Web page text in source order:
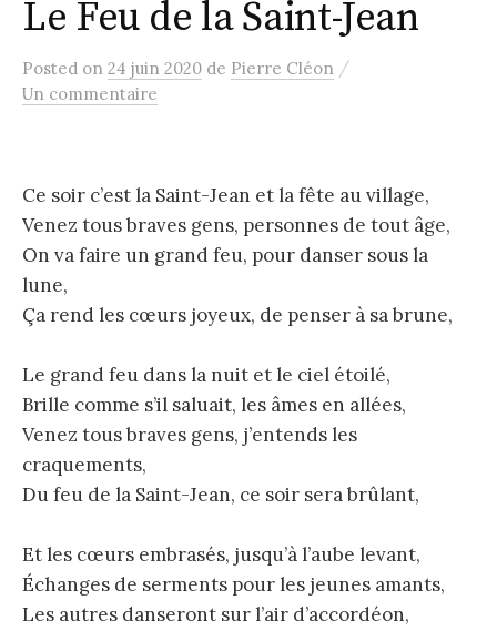
Le Feu de la Saint-Jean
Posted on 24 juin 2020 de Pierre Cléon /
Un commentaire
Ce soir c’est la Saint-Jean et la fête au village,
Venez tous braves gens, personnes de tout âge,
On va faire un grand feu, pour danser sous la
lune,
Ça rend les cœurs joyeux, de penser à sa brune,
Le grand feu dans la nuit et le ciel étoilé,
Brille comme s’il saluait, les âmes en allées,
Venez tous braves gens, j’entends les
craquements,
Du feu de la Saint-Jean, ce soir sera brûlant,
Et les cœurs embrasés, jusqu’à l’aube levant,
Échanges de serments pour les jeunes amants,
Les autres danseront sur l’air d’accordéon,